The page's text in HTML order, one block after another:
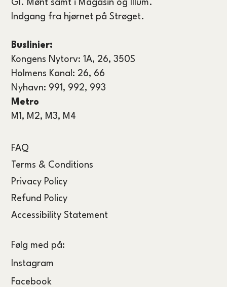
GI. Mønt samt i Magasin og Illum.
Indgang fra hjørnet på Strøget.
Buslinier:
Kongens Nytorv: 1A, 26, 350S
Holmens Kanal: 26, 66
Nyhavn: 991, 992, 993
Metro
M1, M2, M3, M4
FAQ
Terms & Conditions
Privacy Policy
Refund Policy
Accessibility Statement
Følg med på:
Instagram
Facebook